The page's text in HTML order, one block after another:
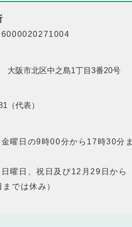
6000020271004
大阪市北区中之島1丁目3番20号
（代表）
曜日の9時00分から17時30分ま
曜日、祝日及び12月29日から
では休み）